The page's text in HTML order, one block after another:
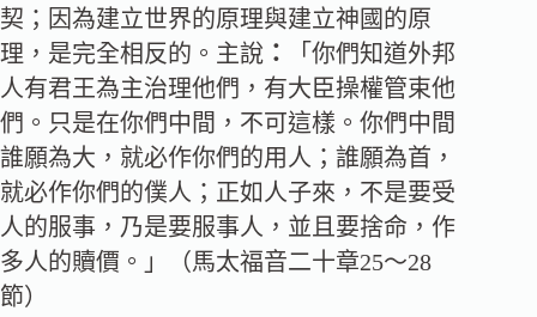
契；因為建立世界的原理與建立神國的原
理，是完全相反的。主說 ：
「你們知道外邦
人有君王為主治理他們，有大臣操權管束他
們。只是在你們中間，不可這樣。你們中間
誰願為大，就必作你們的用人；誰願為首，
就必作你們的僕人；正如人子來，不是要受
人的服事，乃是要服事人，並且要捨命，作
多人的贖價。」（馬太福音二十章25～28
節）